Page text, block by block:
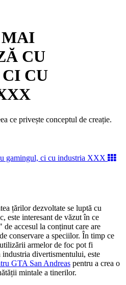
CU
CU
ce privește conceptul de creație.
țărilor dezvoltate se luptă cu
este interesant de văzut în ce
accesul la conținut care are
conservare a speciilor. În timp ce
armelor de foc pot fi
divertismentului, este
GTA San Andreas pentru a crea o
mintale a tinerilor.